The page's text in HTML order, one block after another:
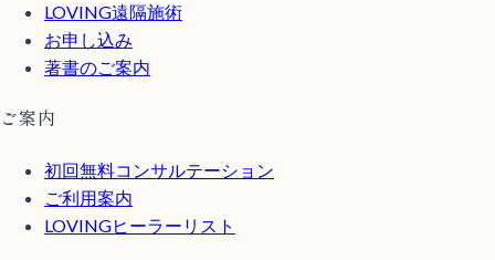
LOVING遠隔施術
お申し込み
著書のご案内
ご案内
初回無料コンサルテーション
ご利用案内
LOVINGヒーラーリスト